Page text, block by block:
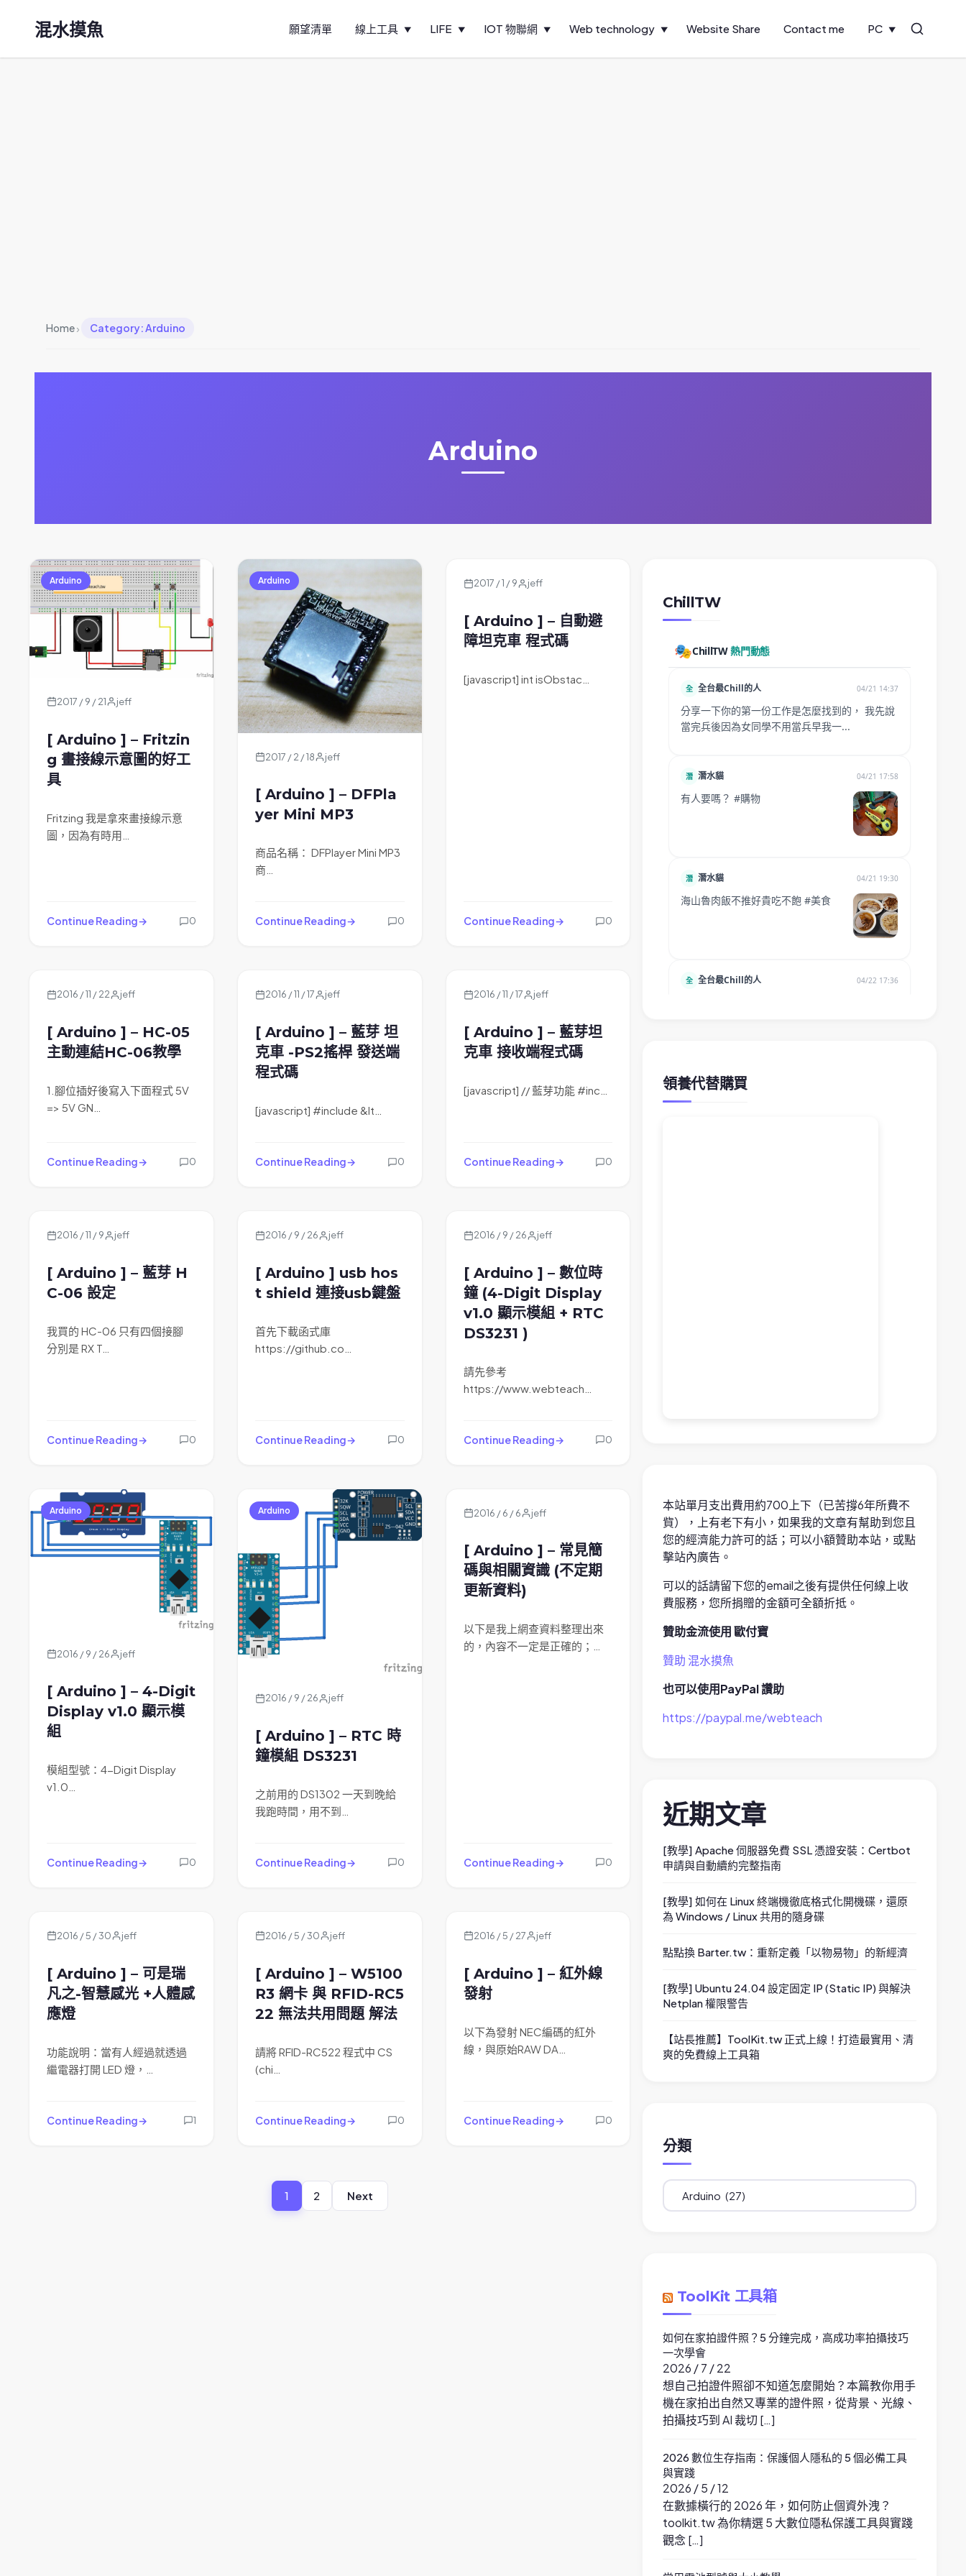
混水摸魚 願望清單 線上工具 LIFE IOT 物聯網 Web technology Website Share Contact me PC Search
Home› Category: Arduino
Arduino
Arduino
2017 / 9 / 21 jeff
[ Arduino ] – Fritzin
g 畫接線示意圖的好工
具
Fritzing 我是拿來畫接線示意
圖，因為有時用…
Continue Reading 0
Arduino
2017 / 2 / 18 jeff
[ Arduino ] – DFPla
yer Mini MP3
商品名稱： DFPlayer Mini MP3
商…
Continue Reading 0
2017 / 1 / 9 jeff
[ Arduino ] – 自動避
障坦克車 程式碼
[javascript] int isObstac…
Continue Reading 0
2016 / 11 / 22 jeff
[ Arduino ] – HC-05
主動連結HC-06教學
1.腳位插好後寫入下面程式 5V
=> 5V GN…
Continue Reading 0
2016 / 11 / 17 jeff
[ Arduino ] – 藍芽 坦
克車 -PS2搖桿 發送端
程式碼
[javascript] #include &lt…
Continue Reading 0
2016 / 11 / 17 jeff
[ Arduino ] – 藍芽坦
克車 接收端程式碼
[javascript] // 藍芽功能 #inc…
Continue Reading 0
2016 / 11 / 9 jeff
[ Arduino ] – 藍芽 H
C-06 設定
我買的 HC-06 只有四個接腳
分別是 RX T…
Continue Reading 0
2016 / 9 / 26 jeff
[ Arduino ] usb hos
t shield 連接usb鍵盤
首先下載函式庫
https://github.co…
Continue Reading 0
2016 / 9 / 26 jeff
[ Arduino ] – 數位時
鐘 (4-Digit Display
v1.0 顯示模組 + RTC
DS3231 )
請先參考
https://www.webteach…
Continue Reading 0
Arduino
2016 / 9 / 26 jeff
[ Arduino ] – 4-Digit
Display v1.0 顯示模
組
模組型號：4-Digit Display
v1.0…
Continue Reading 0
Arduino
2016 / 9 / 26 jeff
[ Arduino ] – RTC 時
鐘模組 DS3231
之前用的 DS1302 一天到晚給
我跑時間，用不到…
Continue Reading 0
2016 / 6 / 6 jeff
[ Arduino ] – 常見簡
碼與相關資識 (不定期
更新資料)
以下是我上網查資料整理出來
的，內容不一定是正確的；…
Continue Reading 0
2016 / 5 / 30 jeff
[ Arduino ] – 可是瑞
凡之-智慧感光 +人體感
應燈
功能說明：當有人經過就透過
繼電器打開 LED 燈，…
Continue Reading 1
2016 / 5 / 30 jeff
[ Arduino ] – W5100
R3 網卡 與 RFID-RC5
22 無法共用問題 解法
請將 RFID-RC522 程式中 CS
(chi…
Continue Reading 0
2016 / 5 / 27 jeff
[ Arduino ] – 紅外線
發射
以下為發射 NEC編碼的紅外
線，與原始RAW DA…
Continue Reading 0
1 2 Next
ChillTW
領養代替購買
本站單月支出費用約700上下（已苦撐6年所費不
貲），上有老下有小，如果我的文章有幫助到您且
您的經濟能力許可的話；可以小額贊助本站，或點
擊站內廣告。
可以的話請留下您的email之後有提供任何線上收
費服務，您所捐贈的金額可全額折抵。
贊助金流使用 歐付寶
贊助 混水摸魚
也可以使用PayPal 讚助
https://paypal.me/webteach
近期文章
[教學] Apache 伺服器免費 SSL 憑證安裝：Certbot
申請與自動續約完整指南
[教學] 如何在 Linux 終端機徹底格式化開機碟，還原
為 Windows / Linux 共用的隨身碟
點點換 Barter.tw：重新定義「以物易物」的新經濟
[教學] Ubuntu 24.04 設定固定 IP (Static IP) 與解決
Netplan 權限警告
【站長推薦】ToolKit.tw 正式上線！打造最實用、清
爽的免費線上工具箱
分類
分
類
ToolKit 工具箱
如何在家拍證件照？5 分鐘完成，高成功率拍攝技巧
一次學會
2026 / 7 / 22
想自己拍證件照卻不知道怎麼開始？本篇教你用手
機在家拍出自然又專業的證件照，從背景、光線、
拍攝技巧到 AI 裁切 […]
2026 數位生存指南：保護個人隱私的 5 個必備工具
與實踐
2026 / 5 / 12
在數據橫行的 2026 年，如何防止個資外洩？
toolkit.tw 為你精選 5 大數位隱私保護工具與實踐
觀念 […]